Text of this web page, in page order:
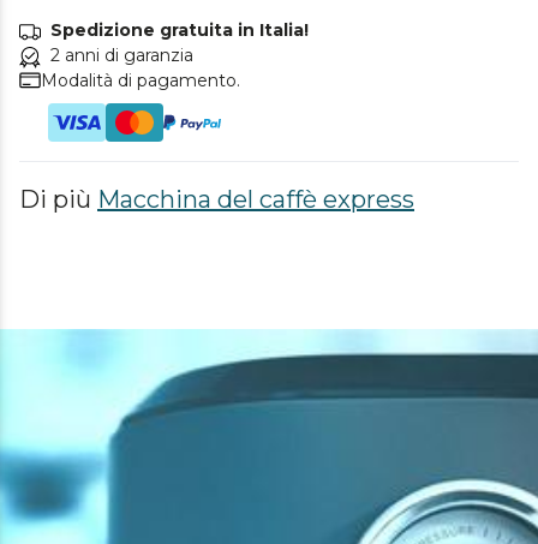
Spedizione gratuita in Italia!
2 anni di garanzia
Modalità di pagamento.
Di più Macchina del caffè express